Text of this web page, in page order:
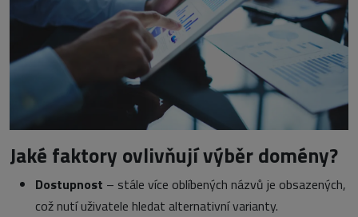
Jaké faktory ovlivňují výběr domény?
Dostupnost – stále více oblíbených názvů je obsazených,
což nutí uživatele hledat alternativní varianty.